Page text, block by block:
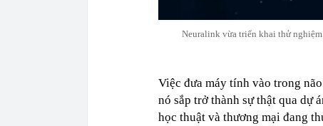
Neuralink vừa triển khai thử
Việc đưa máy tính vào trong
nó sắp trở thành sự thật qua dự
học thuật và thương mại đang